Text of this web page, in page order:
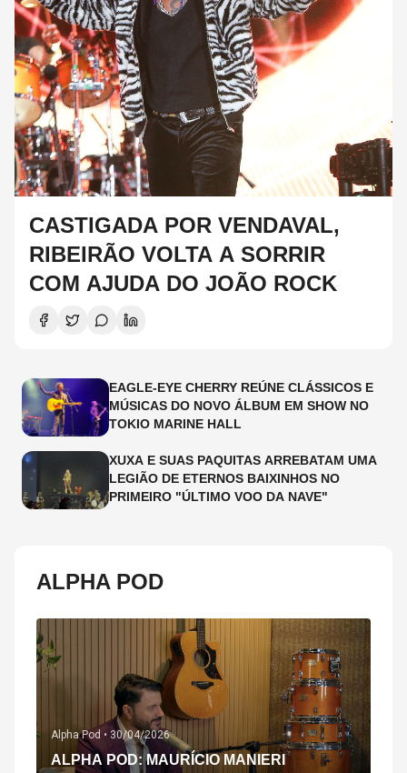
CASTIGADA POR VENDAVAL,
RIBEIRÃO VOLTA A SORRIR
COM AJUDA DO JOÃO ROCK
EAGLE-EYE CHERRY REÚNE CLÁSSICOS E
MÚSICAS DO NOVO ÁLBUM EM SHOW NO
TOKIO MARINE HALL
XUXA E SUAS PAQUITAS ARREBATAM UMA
LEGIÃO DE ETERNOS BAIXINHOS NO
PRIMEIRO "ÚLTIMO VOO DA NAVE"
ALPHA POD
Alpha Pod • 30/04/2026
ALPHA POD: MAURÍCIO MANIERI